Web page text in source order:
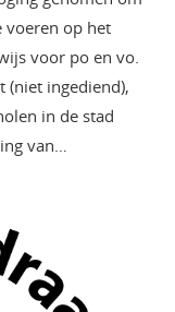
voeren op het
voor po en vo.
(niet ingediend),
in de stad
van…